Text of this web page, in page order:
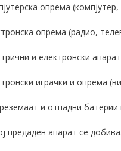
опрема
опрема (радио,
и електронски
играчки и опрема
и отпадни батерии
предаден апарат се